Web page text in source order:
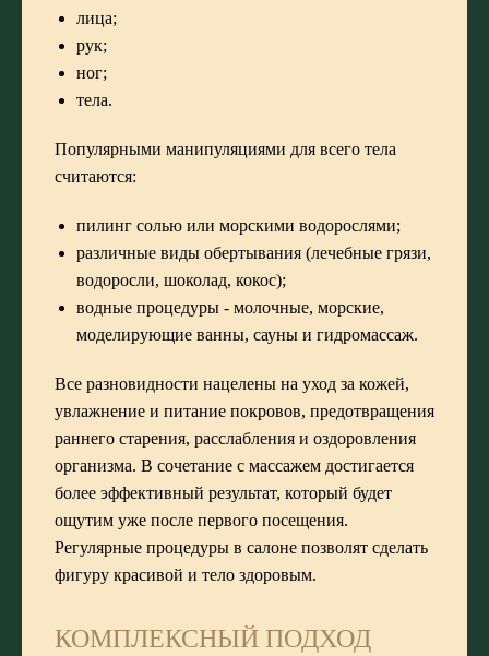
лица;
рук;
ног;
тела.
Популярными манипуляциями для всего тела
считаются:
пилинг солью или морскими водорослями;
различные виды обертывания (лечебные грязи,
водоросли, шоколад, кокос);
водные процедуры - молочные, морские,
моделирующие ванны, сауны и гидромассаж.
Все разновидности нацелены на уход за кожей,
увлажнение и питание покровов, предотвращения
раннего старения, расслабления и оздоровления
организма. В сочетание с массажем достигается
более эффективный результат, который будет
ощутим уже после первого посещения.
Регулярные процедуры в салоне позволят сделать
фигуру красивой и тело здоровым.
КОМПЛЕКСНЫЙ ПОДХОД